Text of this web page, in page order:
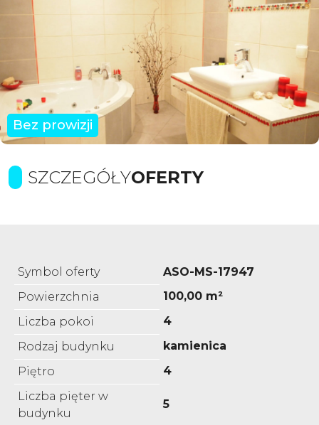
Bez prowizji
SZCZEGÓŁYOFERTY
Symbol oferty
ASO-MS-17947
Powierzchnia
100,00 m²
Liczba pokoi
4
Rodzaj budynku
kamienica
Piętro
4
Liczba pięter w
budynku
5